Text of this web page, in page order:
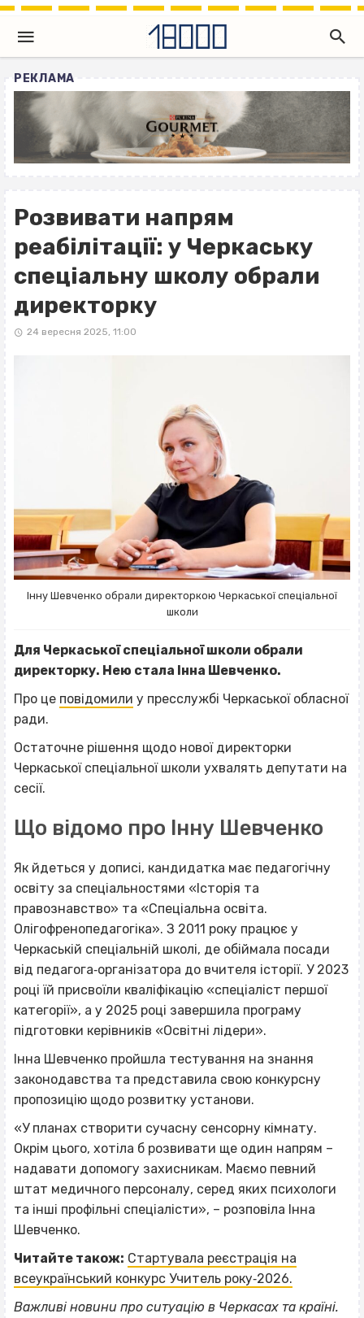
РЕКЛАМА
Розвивати напрям
реабілітації: у Черкаську
спеціальну школу обрали
директорку
24 вересня 2025, 11:00
Інну Шевченко обрали директоркою Черкаської спеціальної
школи
Для Черкаської спеціальної школи обрали
директорку. Нею стала Інна Шевченко.
Про це повідомили у пресслужбі Черкаської обласної
ради.
Остаточне рішення щодо нової директорки
Черкаської спеціальної школи ухвалять депутати на
сесії.
Що відомо про Інну Шевченко
Як йдеться у дописі, кандидатка має педагогічну
освіту за спеціальностями «Історія та
правознавство» та «Спеціальна освіта.
Олігофренопедагогіка». З 2011 року працює у
Черкаській спеціальній школі, де обіймала посади
від педагога‐організатора до вчителя історії. У 2023
році їй присвоїли кваліфікацію «спеціаліст першої
категорії», а у 2025 році завершила програму
підготовки керівників «Освітні лідери».
Інна Шевченко пройшла тестування на знання
законодавства та представила свою конкурсну
пропозицію щодо розвитку установи.
«У планах створити сучасну сенсорну кімнату.
Окрім цього, хотіла б розвивати ще один напрям –
надавати допомогу захисникам. Маємо певний
штат медичного персоналу, серед яких психологи
та інші профільні спеціалісти», – розповіла Інна
Шевченко.
Читайте також: Стартувала реєстрація на
всеукраїнський конкурс Учитель року‐2026.
Важливі новини про ситуацію в Черкасах та країні.